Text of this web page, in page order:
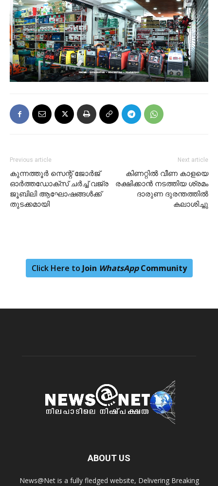
Previous article
കുന്നത്തൂർ സെന്റ് ജോർജ്
ഓർത്തഡോക്സ് ചർച്ച് വജ്ര
ജൂബിലി ആഘോഷങ്ങൾക്ക്
തുടക്കമായി
Next article
കിണറ്റില്‍ വീണ കാളയെ
രക്ഷിക്കാന്‍ നടത്തിയ ശ്രമം
ദാരുണ ദുരന്തത്തില്‍
കലാശിച്ചു
Click Here to Join WhatsAppCommunity
ABOUT US
News@Net is a fully fledged website, Delivering Breaking